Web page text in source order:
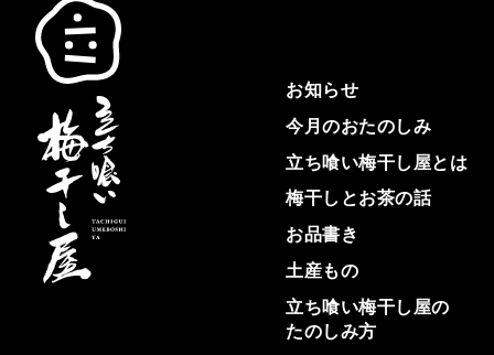
お知らせ
今月のおたのしみ
立ち喰い梅干し屋とは
梅干しとお茶の話
お品書き
土産もの
立ち喰い梅干し屋の
たのしみ方